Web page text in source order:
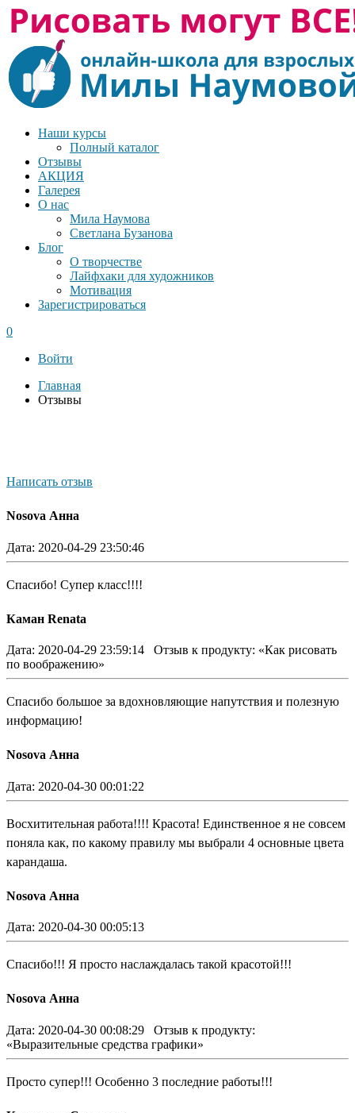
Наши курсы
Полный каталог
Отзывы
АКЦИЯ
Галерея
О нас
Мила Наумова
Светлана Бузанова
Блог
О творчестве
Лайфхаки для художников
Мотивация
Зарегистрироваться
0
Войти
Главная
Отзывы
Написать отзыв
Nosova Анна
Дата: 2020-04-29 23:50:46
Спасибо! Супер класс!!!!
Каман Renata
Дата: 2020-04-29 23:59:14
Отзыв к продукту: «Как рисовать
по воображению»
Спасибо большое за вдохновляющие напутствия и полезную
информацию!
Nosova Анна
Дата: 2020-04-30 00:01:22
Восхитительная работа!!!! Красота! Единственное я не совсем
поняла как, по какому правилу мы выбрали 4 основные цвета
карандаша.
Nosova Анна
Дата: 2020-04-30 00:05:13
Спасибо!!! Я просто наслаждалась такой красотой!!!
Nosova Анна
Дата: 2020-04-30 00:08:29
Отзыв к продукту:
«Выразительные средства графики»
Просто супер!!! Особенно 3 последние работы!!!